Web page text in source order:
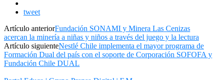
tweet
Artículo anteriorFundación SONAMI y Minera Las Cenizas
acercan la minería a niñas y niños a través del juego y la lectura
Artículo siguienteNestlé Chile implementa el mayor programa de
Formación Dual del país con el soporte de Corporación SOFOFA y
Fundación Chile DUAL